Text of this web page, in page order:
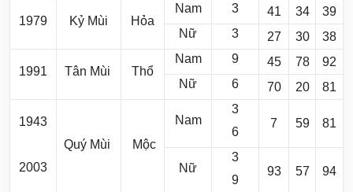
1979 Kỷ Mùi Hỏa
Nam 3 41 34
39
Nữ
3 27 30 38
1991 Tân Mùi Thổ
Nam 9 45 78
92
Nữ
6 70 20 81
1943
2003
Quý Mùi Mộc
Nam
3
6
7 59 81
Nữ
3
9
93 57 94